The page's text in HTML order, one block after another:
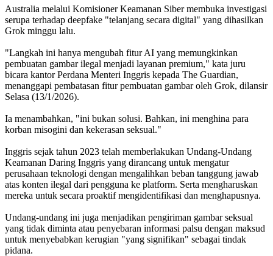
Australia melalui Komisioner Keamanan Siber membuka investigasi
serupa terhadap deepfake "telanjang secara digital" yang dihasilkan
Grok minggu lalu.
"Langkah ini hanya mengubah fitur AI yang memungkinkan
pembuatan gambar ilegal menjadi layanan premium," kata juru
bicara kantor Perdana Menteri Inggris kepada The Guardian,
menanggapi pembatasan fitur pembuatan gambar oleh Grok, dilansir
Selasa (13/1/2026).
Ia menambahkan, "ini bukan solusi. Bahkan, ini menghina para
korban misogini dan kekerasan seksual."
Inggris sejak tahun 2023 telah memberlakukan Undang-Undang
Keamanan Daring Inggris yang dirancang untuk mengatur
perusahaan teknologi dengan mengalihkan beban tanggung jawab
atas konten ilegal dari pengguna ke platform. Serta mengharuskan
mereka untuk secara proaktif mengidentifikasi dan menghapusnya.
Undang-undang ini juga menjadikan pengiriman gambar seksual
yang tidak diminta atau penyebaran informasi palsu dengan maksud
untuk menyebabkan kerugian "yang signifikan" sebagai tindak
pidana.